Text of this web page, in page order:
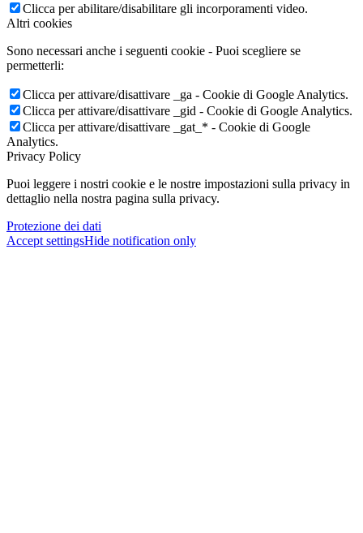
Clicca per abilitare/disabilitare gli incorporamenti video.
Altri cookies
Sono necessari anche i seguenti cookie - Puoi scegliere se
permetterli:
Clicca per attivare/disattivare _ga - Cookie di Google Analytics.
Clicca per attivare/disattivare _gid - Cookie di Google Analytics.
Clicca per attivare/disattivare _gat_* - Cookie di Google
Analytics.
Privacy Policy
Puoi leggere i nostri cookie e le nostre impostazioni sulla privacy in
dettaglio nella nostra pagina sulla privacy.
Protezione dei dati
Accept settingsHide notification only